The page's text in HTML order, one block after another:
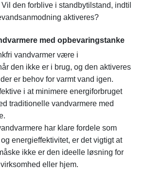
den forblive i standbytilstand, indtil
aktiveres?
med opbevaringstanke
vandvarmer være i
den ikke er i brug, og den aktiveres
er behov for varmt vand igen.
i at minimere energiforbruget
traditionelle vandvarmere med
har klare fordele som
energieffektivitet, er det vigtigt at
ikke er den ideelle løsning for
eller hjem.